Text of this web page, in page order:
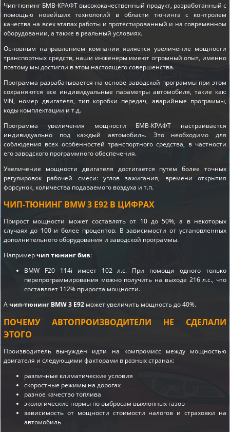
Чип-тюнинг БМВ-КРАФТ высококачественный продукт, разработанный с
помощью новейших технологий в области тюнинга с контролем
качества на всех этапах работы и протестированный и на современном
оборудовании, а также в реальный условиях.
Основным направлением компании является увеличение мощности
транспортных средств, наши инженеры имеют огромный опыт, именно
поэтому мы достигли в этом настоящего совершенства.
Программа разрабатывается на основе заводской программы при этом
сохраняются все индивидуальные параметры автомобиля, такие как:
VIN, номер двигателя, тип коробки передач, аварийные программы,
коды комплектации и т.д.
Программа увеличения мощности БМВ-КРАФТ настраивается
индивидуально под каждый автомобиль. Это необходимо для
соблюдения всех особенностей транспортного средства, в частности
его заводского программного обеспечения.
Увеличение мощности двигателя достигается путем более точных
регулировок рабочей смеси: углов зажигания, времени открытия
форсунок, количества подаваемого воздуха и т.п.
ЧИП-ТЮНИНГ BMW 3 E92 В ЦИФРАХ
Прирост мощности может составлять от 10 до 50%, а в некоторых
случаях до 100 и более процентов. В зависимости от установленных
дополнительного оборудования и заводской программы.
Напримерчип тюнинг бмв:
BMW F20 114i имеет 102 л.с. При помощи одного только
перепрограммирования можно получить на выходе 216 л.с., что
составляет 112% прироста мощности.
Ачип-тюнинг BMW 3 E92 может увеличить мощность до 40%.
ПОЧЕМУ АВТОПРОИЗВОДИТЕЛИ НЕ СДЕЛАЛИ
ЭТОГО
Производитель вынужден идти на компромисс между мощностью
двигателя и следующими факторами в разных странах:
различные климатические условия
скоростные режимы на дорогах
разное качество топлива
экологические нормы по выбросам выхлопных газов
зависимость от мощности стоимости налогов и страховки на
автомобиль